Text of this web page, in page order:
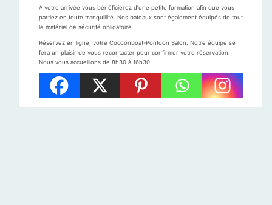
A votre arrivée vous bénéficierez d’une petite formation afin que vous
partiez en toute tranquillité. Nos bateaux sont également équipés de tout
le matériel de sécurité obligatoire.
Réservez en ligne, votre Cocoonboat-Pontoon Salon. Notre équipe se
fera un plaisir de vous recontacter pour confirmer votre réservation.
Nous vous accueillons de 8h30 à 16h30.